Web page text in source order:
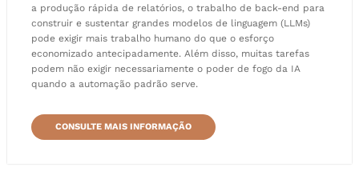
a produção rápida de relatórios, o trabalho de back-end para
construir e sustentar grandes modelos de linguagem (LLMs)
pode exigir mais trabalho humano do que o esforço
economizado antecipadamente. Além disso, muitas tarefas
podem não exigir necessariamente o poder de fogo da IA
quando a automação padrão serve.
CONSULTE MAIS INFORMAÇÃO